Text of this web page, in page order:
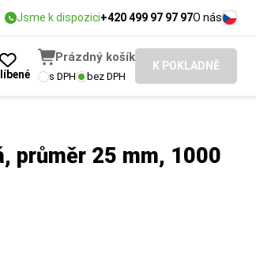
Jsme k dispozici+420 499 97 97 97O nás
Prázdný košík
s DPH bez DPH
K POKLADNĚ
průměr 25 mm, 1000